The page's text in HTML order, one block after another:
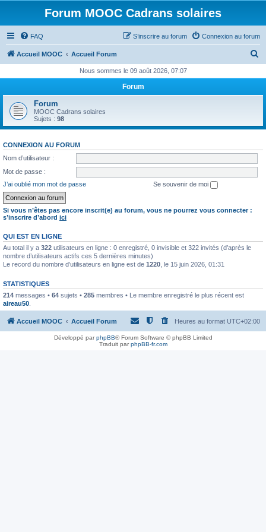
Forum MOOC Cadrans solaires
FAQ Connexion au forum
S’inscrire au forum
Accueil MOOC Accueil Forum
h
r
Nous sommes le 09 août 2026, 07:07
Forum
Forum
MOOC Cadrans solaires
Sujets : 98
CONNEXION AU FORUM
Nom d’utilisateur :
Mot de passe :
J’ai oublié mon mot de passe
Se souvenir de moi
Si vous n’êtes pas encore inscrit(e) au forum, vous ne pourrez vous connecter :
s’inscrire d’abord ici
QUI EST EN LIGNE
Au total il y a 322 utilisateurs en ligne : 0 enregistré, 0 invisible et 322 invités (d’après le
nombre d’utilisateurs actifs ces 5 dernières minutes)
Le record du nombre d’utilisateurs en ligne est de 1220 , le 15 juin 2026, 01:31
STATISTIQUES
214 messages • 64 sujets • 285 membres • Le membre enregistré le plus récent est
aireau50
Accueil MOOC Accueil Forum Heures au format UTC+02:00
Développé parphpBB® Forum Software © phpBB Limited
Traduit parphpBB-fr.com